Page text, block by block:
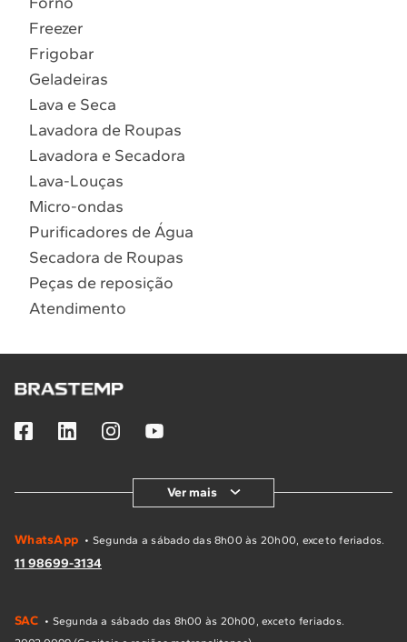
Localizar assistência técnica
Freezer
Frigobar
Geladeiras
Lava e Seca
Lavadora de Roupas
Lavadora e Secadora
Lava-Louças
Micro-ondas
Purificadores de Água
Secadora de Roupas
Peças de reposição
Atendimento
Ver mais
WhatsApp • Segunda a sábado das 8h00 às 20h00, exceto feriados.
11 98699-3134
SAC • Segunda a sábado das 8h00 às 20h00, exceto feriados.